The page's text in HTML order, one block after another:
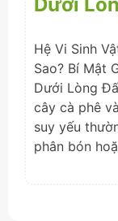
Hệ Vi Sinh
Sao? Bí Mật
Dưới Lòng
cây cà phê
suy yếu
phân bón